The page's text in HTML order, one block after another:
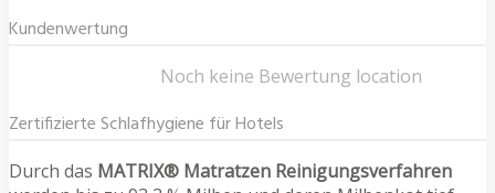
Kundenwertung
Noch keine Bewertung location
Zertifizierte Schlafhygiene für Hotels
Durch das MATRIX® Matratzen Reinigungsverfahren